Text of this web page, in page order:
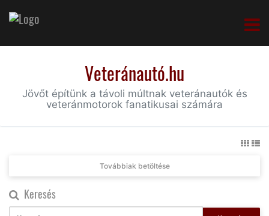
Veteránautó.hu
Jövőt építünk a távoli múltnak veteránautók és
veteránmotorok fanatikusai számára
Továbbiak betöltése
Keresés